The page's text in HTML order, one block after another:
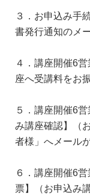
３．お申込み手
書発行通知のメ
４．講座開催6
座へ受講料をお
５．講座開催6
み講座確認】（
者様」へメール
６．講座開催6
票】（お申込み